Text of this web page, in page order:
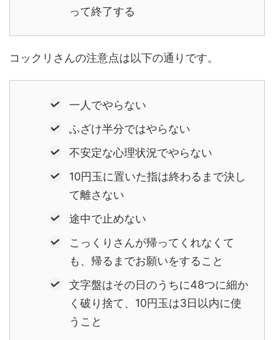
って終了する
コックリさんの注意点は以下の通りです。
一人でやらない
ふざけ半分ではやらない
不安定な心理状況でやらない
10円玉に置いた指は終わるまで決し
て離さない
途中で止めない
こっくりさんが帰ってくれなくて
も、帰るまでお願いをすること
文字盤はその日のうちに48つに細か
く破り捨て、10円玉は3日以内に使
うこと